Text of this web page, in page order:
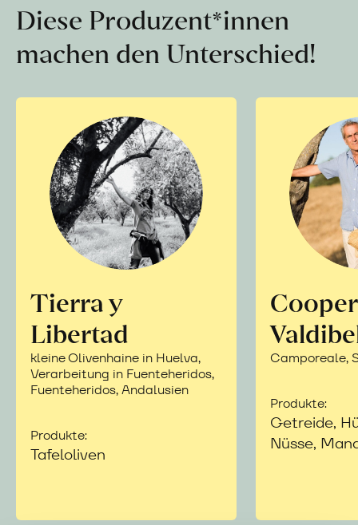
Diese Produzent*innen
machen den Unterschied!
Tierra y
Libertad
kleine Olivenhaine in Huelva,
Verarbeitung in Fuenteheridos,
Fuenteheridos, Andalusien
Produkte:
Tafeloliven
Camporeale,
Produkte:
Getreide,
Nüsse,